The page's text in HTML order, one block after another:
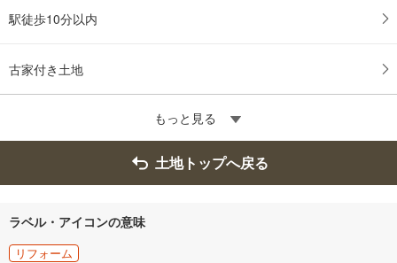
駅徒歩10分以内
古家付き土地
もっと見る
土地トップへ戻る
ラベル・アイコンの意味
リフォーム